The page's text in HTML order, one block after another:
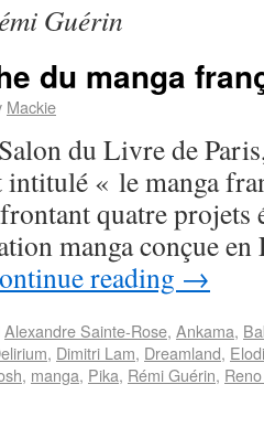
Guérin
du manga
Mackie
du Livre de
intitulé « le manga
quatre
manga conçue
reading →
Alexandre Sainte-Rose, Ankama,
, Dimitri Lam, Dreamland,
, manga, Pika, Rémi Guérin,